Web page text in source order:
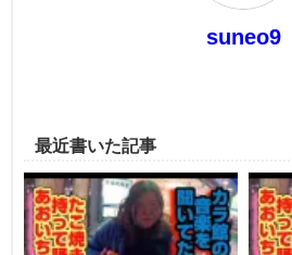
suneo9
最近書いた記事